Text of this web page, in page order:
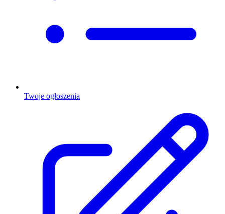
Twoje ogłoszenia